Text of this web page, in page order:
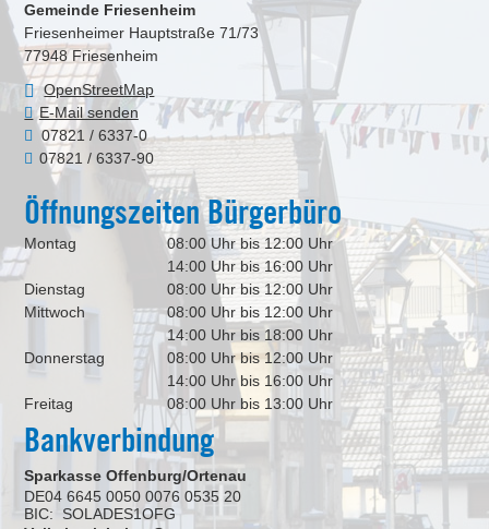
Gemeinde Friesenheim
Friesenheimer Hauptstraße 71/73
77948 Friesenheim
OpenStreetMap
E-Mail senden
07821 / 6337-0
07821 / 6337-90
Öffnungszeiten Bürgerbüro
Montag
08:00 Uhr bis 12:00 Uhr
14:00 Uhr bis 16:00 Uhr
Dienstag
08:00 Uhr bis 12:00 Uhr
Mittwoch
08:00 Uhr bis 12:00 Uhr
14:00 Uhr bis 18:00 Uhr
Donnerstag
08:00 Uhr bis 12:00 Uhr
14:00 Uhr bis 16:00 Uhr
Freitag
08:00 Uhr bis 13:00 Uhr
Bankverbindung
Sparkasse Offenburg/Ortenau
DE04 6645 0050 0076 0535 20
BIC: SOLADES1OFG